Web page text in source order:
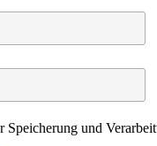
Speicherung und